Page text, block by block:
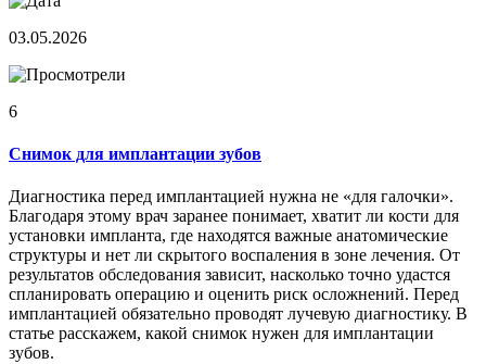
03.05.2026
6
Снимок для имплантации зубов
Диагностика перед имплантацией нужна не «для галочки».
Благодаря этому врач заранее понимает, хватит ли кости для
установки импланта, где находятся важные анатомические
структуры и нет ли скрытого воспаления в зоне лечения. От
результатов обследования зависит, насколько точно удастся
спланировать операцию и оценить риск осложнений. Перед
имплантацией обязательно проводят лучевую диагностику. В
статье расскажем, какой снимок нужен для имплантации
зубов.